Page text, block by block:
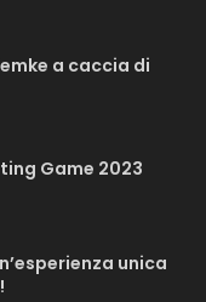
a caccia di
Game 2023
unica